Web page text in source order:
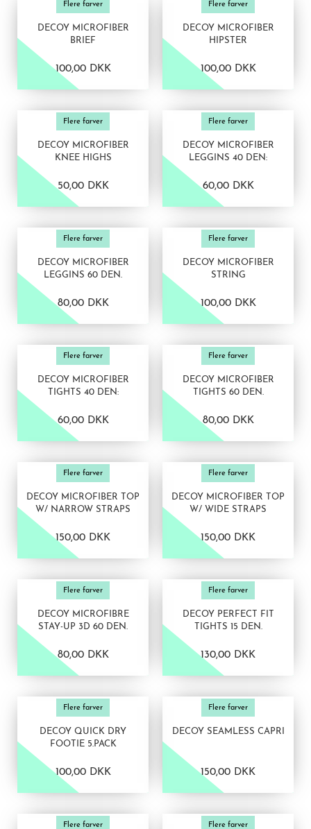
Flere farver
DECOY MICROFIBER
BRIEF
100,00 DKK
Flere farver
DECOY MICROFIBER
HIPSTER
100,00 DKK
Flere farver
DECOY MICROFIBER
KNEE HIGHS
50,00 DKK
Flere farver
DECOY MICROFIBER
LEGGINS 40 DEN:
60,00 DKK
Flere farver
DECOY MICROFIBER
LEGGINS 60 DEN.
80,00 DKK
Flere farver
DECOY MICROFIBER
STRING
100,00 DKK
Flere farver
DECOY MICROFIBER
TIGHTS 40 DEN:
60,00 DKK
Flere farver
DECOY MICROFIBER
TIGHTS 60 DEN.
80,00 DKK
Flere farver
DECOY MICROFIBER TOP
W/ NARROW STRAPS
150,00 DKK
Flere farver
DECOY MICROFIBER TOP
W/ WIDE STRAPS
150,00 DKK
Flere farver
DECOY MICROFIBRE
STAY-UP 3D 60 DEN.
80,00 DKK
Flere farver
DECOY PERFECT FIT
TIGHTS 15 DEN.
130,00 DKK
Flere farver
DECOY QUICK DRY
FOOTIE 5.PACK
100,00 DKK
Flere farver
DECOY SEAMLESS CAPRI
150,00 DKK
Flere farver Flere farver